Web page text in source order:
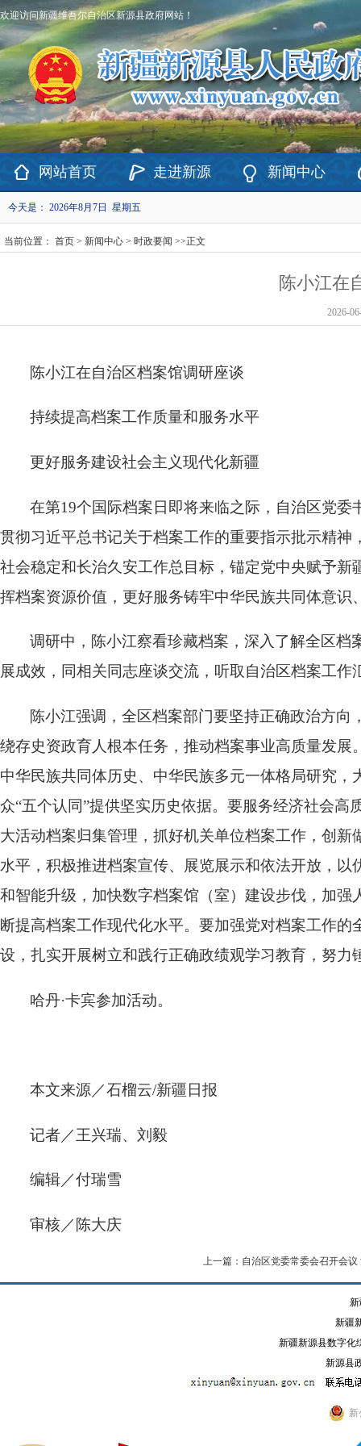
欢迎访问新疆维吾尔自治区新源县政府网站！
网站首页 走进新源 新闻中心
今天是： 2026年8月7日 星期五
当前位置： 首页 > 新闻中心 > 时政要闻 >>正文
陈小江在
2026-
陈小江在自治区档案馆调研座谈
持续提高档案工作质量和服务水平
更好服务建设社会主义现代化新疆
在第19个国际档案日即将来临之际，自治区党
贯彻习近平总书记关于档案工作的重要指示批示精
社会稳定和长治久安工作总目标，锚定党中央赋予
挥档案资源价值，更好服务铸牢中华民族共同体意识
调研中，陈小江察看珍藏档案，深入了解全区
展成效，同相关同志座谈交流，听取自治区档案工作
陈小江强调，全区档案部门要坚持正确政治方
绕存史资政育人根本任务，推动档案事业高质量发
中华民族共同体历史、中华民族多元一体格局研究
众“五个认同”提供坚实历史依据。要服务经济社会
大活动档案归集管理，抓好机关单位档案工作，创
水平，积极推进档案宣传、展览展示和依法开放，
和智能升级，加快数字档案馆（室）建设步伐，加
断提高档案工作现代化水平。要加强党对档案工作
设，扎实开展树立和践行正确政绩观学习教育，努
哈丹·卡宾参加活动。
本文来源／石榴云/新疆日报
记者／王兴瑞、刘毅
编辑／付瑞雪
审核／陈大庆
上一篇：自治区党委常委会召开会
新疆
新疆新源县数字化
新源县
新